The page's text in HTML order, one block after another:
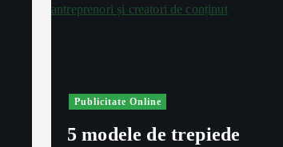
Publicitate Online
5 modele de trepiede